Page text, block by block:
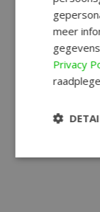
meer
Privacy